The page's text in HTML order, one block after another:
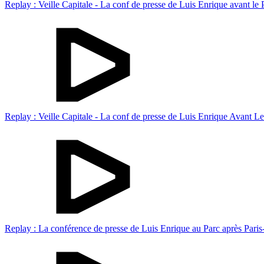
Replay : Veille Capitale - La conf de presse de Luis Enrique avant le
Replay : Veille Capitale - La conf de presse de Luis Enrique Avant
Replay : La conférence de presse de Luis Enrique au Parc après